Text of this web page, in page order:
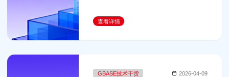
查看详情
GBASE技术干货 2026-04-09